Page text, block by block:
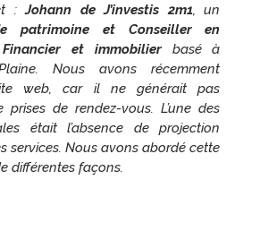
:Johann de J’investis 2m1, un
patrimoine et Conseiller en
Financier et immobilierbasé à
Plaine. Nous avons récemment
web, car il ne générait pas
prises de rendez-vous. L’une des
était l’absence de projection
services. Nous avons abordé cette
différentes façons.